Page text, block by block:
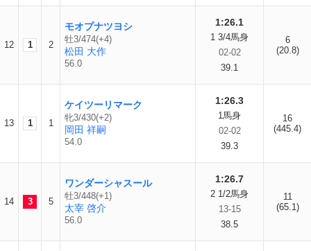
12 1 2
モオプナツヨシ
牡3/474(+4)
松田 大作
56.0
1:26.1
1 3/4馬身
02-02
39.1
6
(20.8)
13 1 1
ケイツーリマーク
牝3/430(+2)
岡田 祥嗣
54.0
1:26.3
1馬身
02-02
39.3
16
(445.4)
14 3 5
ワンダーシャスール
牡3/448(+1)
太宰 啓介
56.0
1:26.7
2 1/2馬身
13-15
38.5
11
(65.1)